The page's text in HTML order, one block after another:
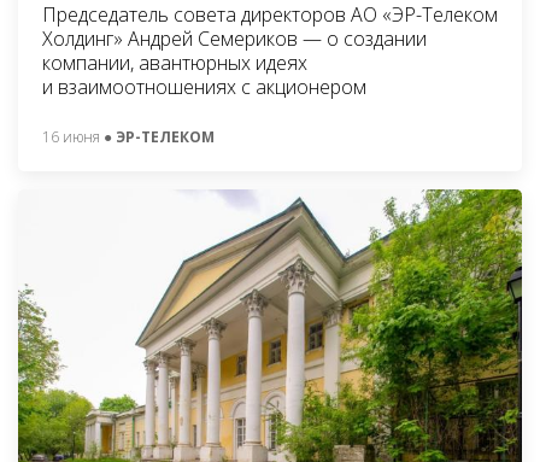
Председатель совета директоров АО «ЭР-Телеком
Холдинг» Андрей Семериков — о создании
компании, авантюрных идеях
и взаимоотношениях с акционером
16 июня ● ЭР-ТЕЛЕКОМ